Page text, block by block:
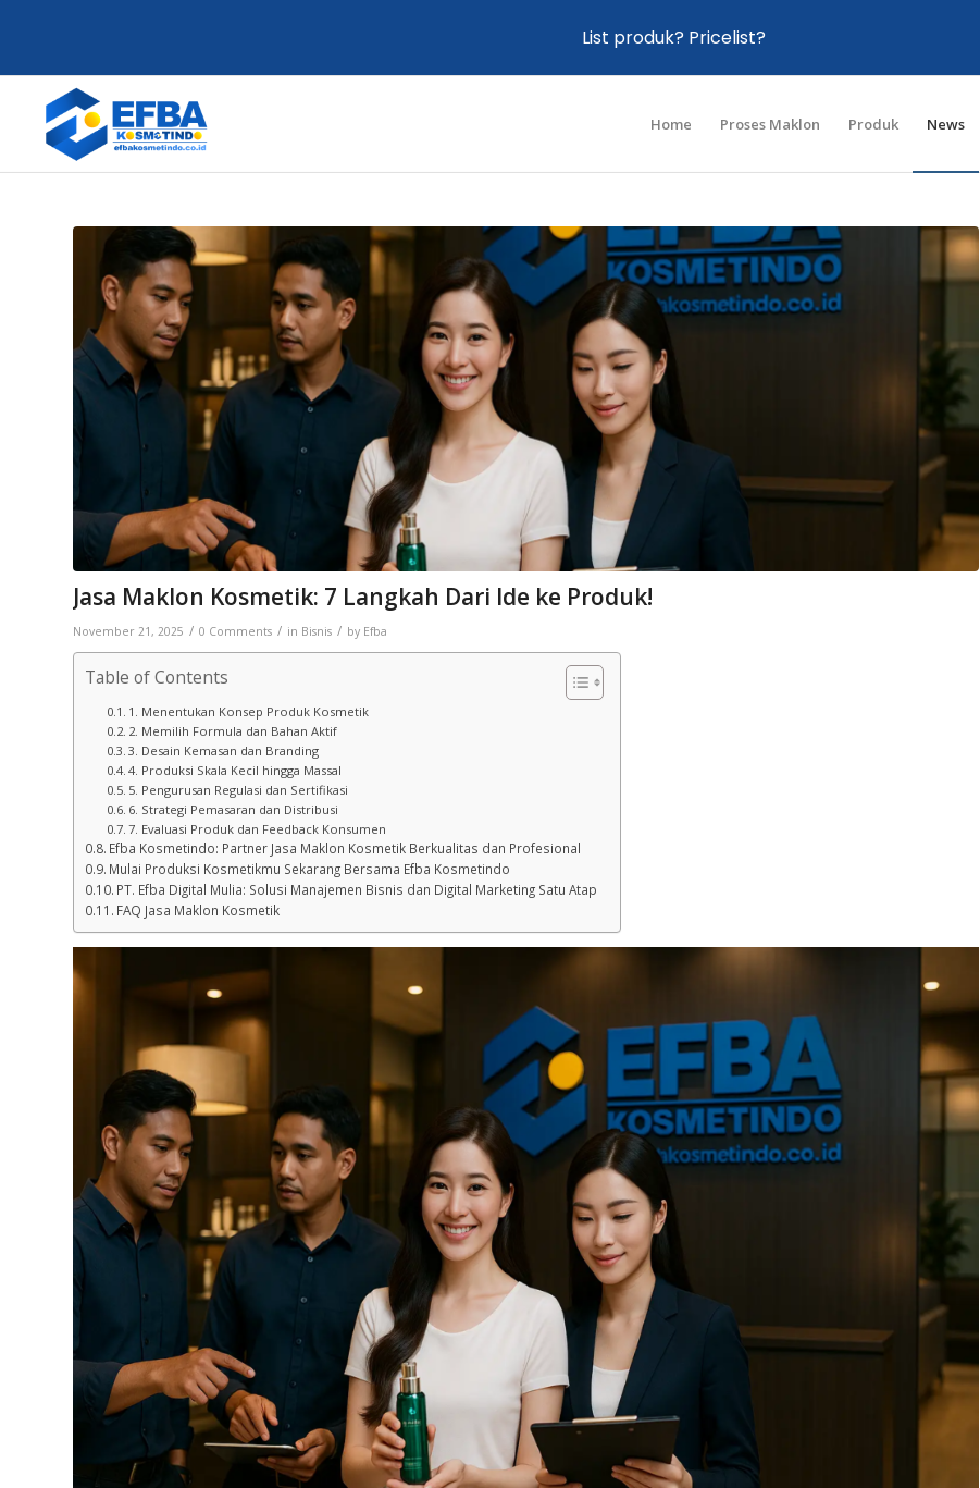
Home Proses Maklon Produk News
Jasa Maklon Kosmetik: 7 Langkah Dari Ide ke Produk!
November 21, 2025 / 0 Comments / in Bisnis / by Efba
Table of Contents
1. Menentukan Konsep Produk Kosmetik
2. Memilih Formula dan Bahan Aktif
3. Desain Kemasan dan Branding
4. Produksi Skala Kecil hingga Massal
5. Pengurusan Regulasi dan Sertifikasi
6. Strategi Pemasaran dan Distribusi
7. Evaluasi Produk dan Feedback Konsumen
Efba Kosmetindo: Partner Jasa Maklon Kosmetik Berkualitas dan Profesional
Mulai Produksi Kosmetikmu Sekarang Bersama Efba Kosmetindo
PT. Efba Digital Mulia: Solusi Manajemen Bisnis dan Digital Marketing Satu Atap
FAQ Jasa Maklon Kosmetik
List produk? Pricelist?